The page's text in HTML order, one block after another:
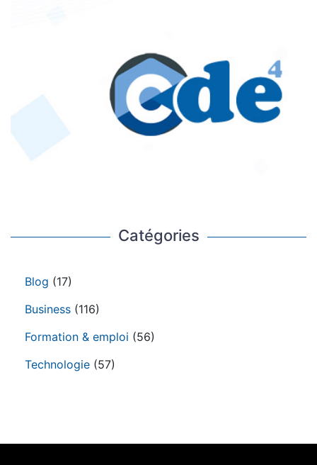
Catégories
Blog (17)
Business (116)
Formation & emploi (56)
Technologie (57)